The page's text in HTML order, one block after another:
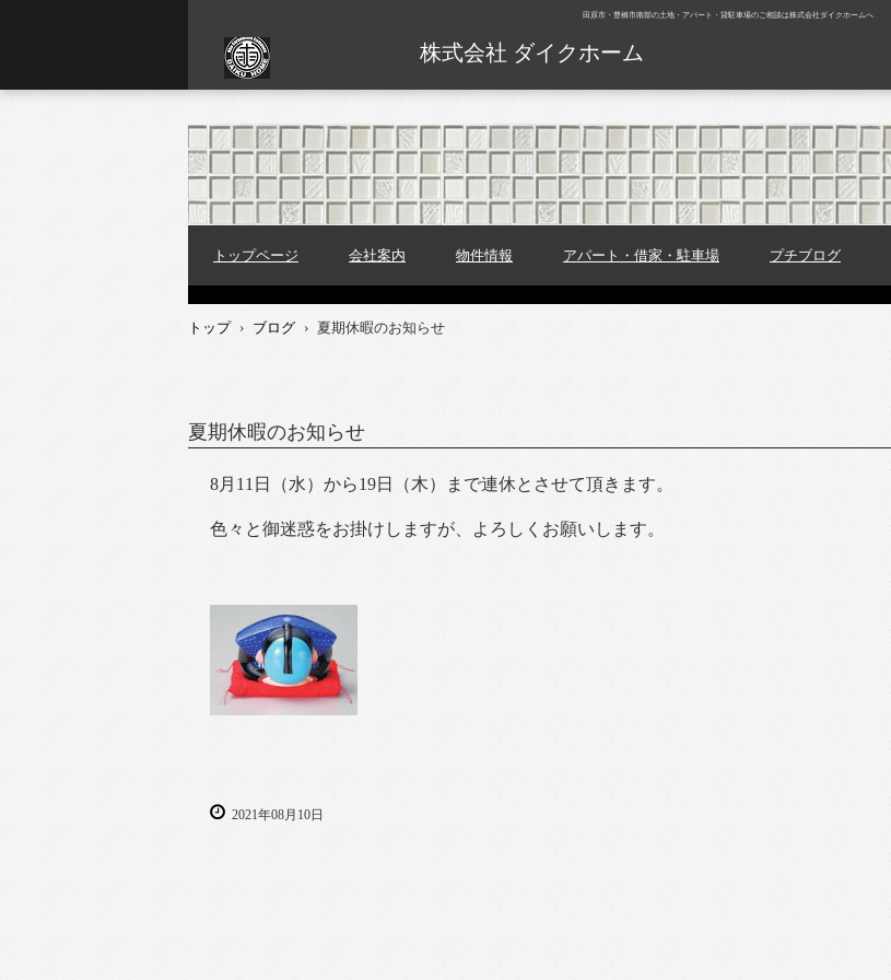
田原市・豊橋市南部の土地・アパート・貸駐車場のご相談は株式会社ダイクホームへ
株式会社 ダイクホーム
トップページ 会社案内 物件情報 アパート・借家・駐車場 プチブログ
トップ › ブログ › 夏期休暇のお知らせ
夏期休暇のお知らせ
8月11日（水）から19日（木）まで連休とさせて頂きます。
色々と御迷惑をお掛けしますが、よろしくお願いします。
2021年08月10日